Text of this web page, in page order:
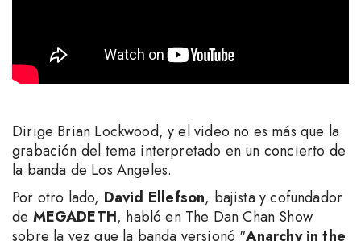
Dirige Brian Lockwood, y el video no es más que la
grabación del tema interpretado en un concierto de
la banda de Los Angeles.
Por otro lado, David Ellefson, bajista y cofundador
de MEGADETH, habló en The Dan Chan Show
sobre la vez que la banda versionó "Anarchy in the